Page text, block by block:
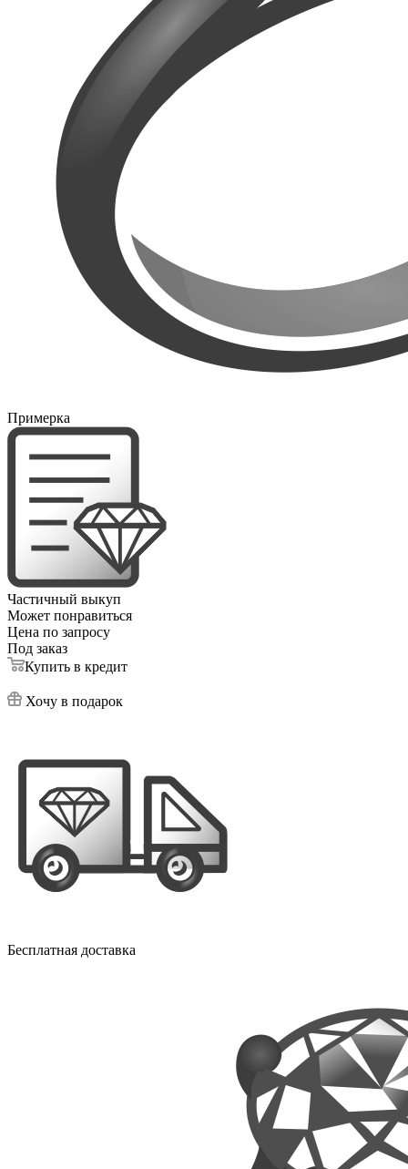
Примерка
Частичный выкуп
Может понравиться
Цена по запросу
Под заказ
Купить в кредит
Хочу в подарок
Бесплатная доставка